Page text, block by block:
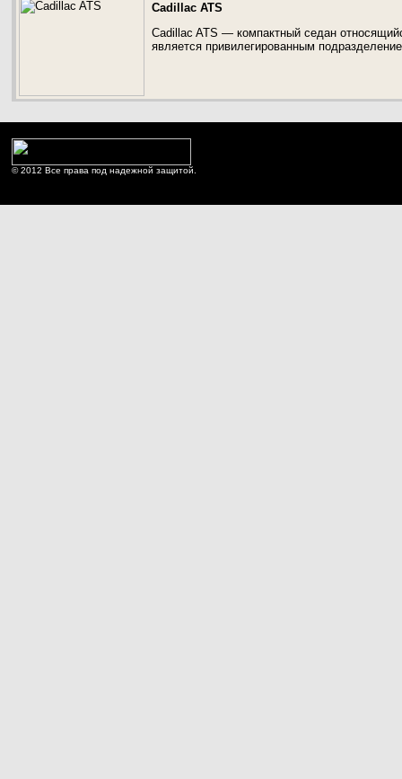
Cadillac ATS
Cadillac ATS — компактный седан
является привилегированным
© 2012 Все права под надежной защитой.